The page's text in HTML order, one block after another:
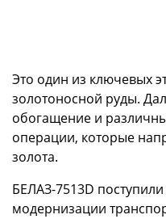
Это один из ключевых
золотоносной руды.
обогащение и
операции, которые
золота.
БЕЛАЗ-7513D
модернизации